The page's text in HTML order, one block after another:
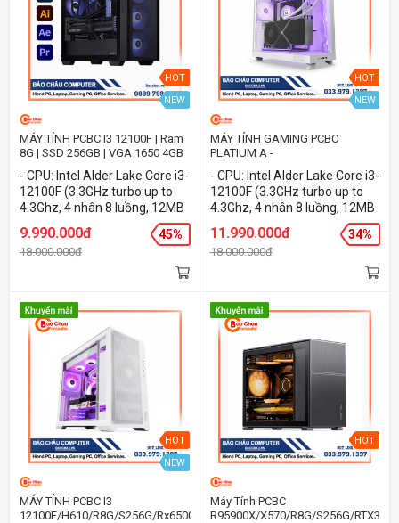
HOT
NEW
MÁY TÍNH PCBC I3 12100F | Ram
8G | SSD 256GB | VGA 1650 4GB
- CPU: Intel Alder Lake Core i3-
12100F (3.3GHz turbo up to
4.3Ghz, 4 nhân 8 luồng, 12MB
Cache - MAIN: H610 - RAM:
8GB DDR4 - SSD: 256Gb PCIe
NVMe - VGA: GTX 1650 4GB -
OS: Dos - Lưu ý: Phần cứng có
tế.
9.990.000đ
18.000.000đ
45%
HOT
NEW
MÁY TÍNH GAMING PCBC
PLATIUM A -
- CPU: Intel Alder Lake Core i3-
12100F (3.3GHz turbo up to
4.3Ghz, 4 nhân 8 luồng, 12MB
Cache - RAM/ SSD: 8GB/
256Gb PCIe NVMe - VGA:
GTX1650 4GB - OS: Dos - Lưu
ý: Phần cứng có thể thay đổi
11.990.000đ
18.000.000đ
34%
HOT
NEW
MÁY TÍNH PCBC I3
12100F/H610/R8G/S256G/Rx6500xt
HOT
Máy Tính PCBC
R95900X/X570/R8G/S256G/RTX3060